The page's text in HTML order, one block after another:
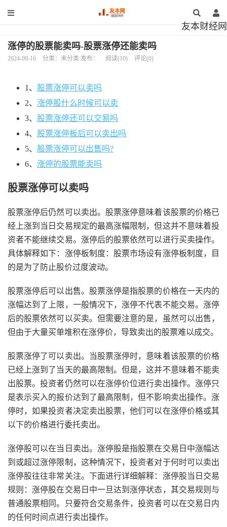
友本财经网
涨停的股票能卖吗-股票涨停还能卖吗
2024-09-16 分类：未分类 发布： 阅读(10) 评论(0)
1、 股票涨停可以卖吗
2、 涨停股什么时候可以卖
3、 股票涨停还可以交易吗
4、 股票涨停板后可以卖出吗
5、 股票涨停可以出售吗?
6、 涨停的股票能卖吗
股票涨停可以卖吗
股票涨停后仍然可以卖出。股票涨停意味着该股票的价格已
经上涨到当日交易规定的最高涨幅限制，但这并不意味着投
资者不能继续交易。涨停后的股票依然可以进行买卖操作。
具体解释如下：涨停板制度：股票市场设有涨停板制度，目
的是为了防止股价过度波动。
股票涨停后可以出售。股票涨停是指股票的价格在一天内的
涨幅达到了上限，一般情况下，涨停不代表不能交易。涨停
后的股票依然可以买卖。但需要注意的是，虽然可以出售，
但由于大量买单堆积在涨停价，导致卖出的股票难以成交。
股票涨停了可以卖出。当股票涨停时，意味着该股票的价格
已经上涨到了当天的最高限制。但是，这并不意味着不能卖
出股票。投资者仍然可以在涨停价位进行卖出操作。涨停只
是表示买入的报价达到了最高限制，但不影响卖出操作。涨
停时，如果投资者决定卖出股票，他们可以在涨停价格或其
以下的价格进行委托卖出。
涨停股可以在当日卖出。涨停股是指股票在交易日中涨幅达
到或超过涨停限制，这种情况下，投资者对于何时可以卖出
涨停股往往非常关注。下面进行详细解释：涨停股当日交易
规则：涨停股在交易日中一旦达到涨停状态，其交易规则与
普通股票相同。只要符合交易条件，投资者可以在交易日内
的任何时间点进行卖出操作。